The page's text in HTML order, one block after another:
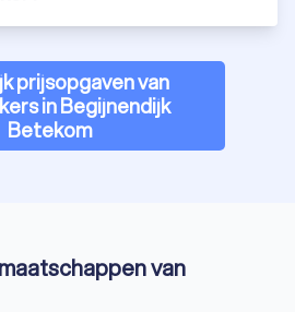
prijsopgaven van
in Begijnendijk
Betekom
van